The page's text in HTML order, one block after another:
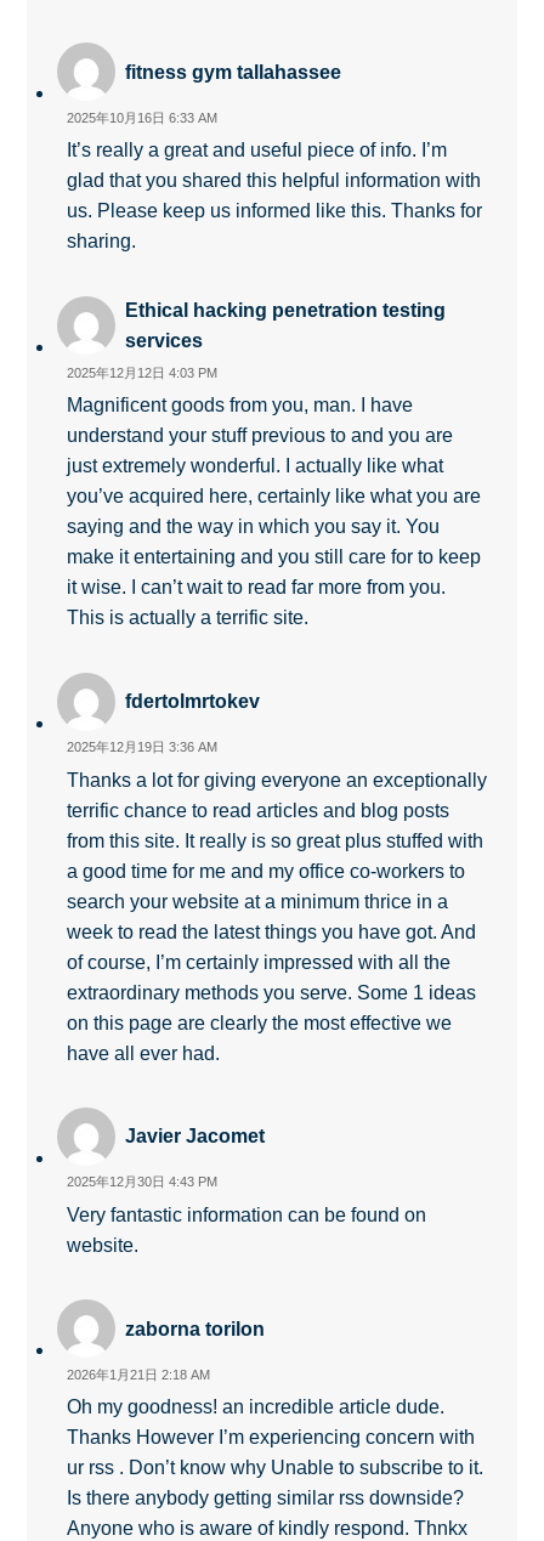
fitness gym tallahassee
2025年10月16日 6:33 AM
It’s really a great and useful piece of info. I’m
glad that you shared this helpful information with
us. Please keep us informed like this. Thanks for
sharing.
Ethical hacking penetration testing
services
2025年12月12日 4:03 PM
Magnificent goods from you, man. I have
understand your stuff previous to and you are
just extremely wonderful. I actually like what
you’ve acquired here, certainly like what you are
saying and the way in which you say it. You
make it entertaining and you still care for to keep
it wise. I can’t wait to read far more from you.
This is actually a terrific site.
fdertolmrtokev
2025年12月19日 3:36 AM
Thanks a lot for giving everyone an exceptionally
terrific chance to read articles and blog posts
from this site. It really is so great plus stuffed with
a good time for me and my office co-workers to
search your website at a minimum thrice in a
week to read the latest things you have got. And
of course, I’m certainly impressed with all the
extraordinary methods you serve. Some 1 ideas
on this page are clearly the most effective we
have all ever had.
Javier Jacomet
2025年12月30日 4:43 PM
Very fantastic information can be found on
website.
zaborna torilon
2026年1月21日 2:18 AM
Oh my goodness! an incredible article dude.
Thanks However I’m experiencing concern with
ur rss . Don’t know why Unable to subscribe to it.
Is there anybody getting similar rss downside?
Anyone who is aware of kindly respond. Thnkx